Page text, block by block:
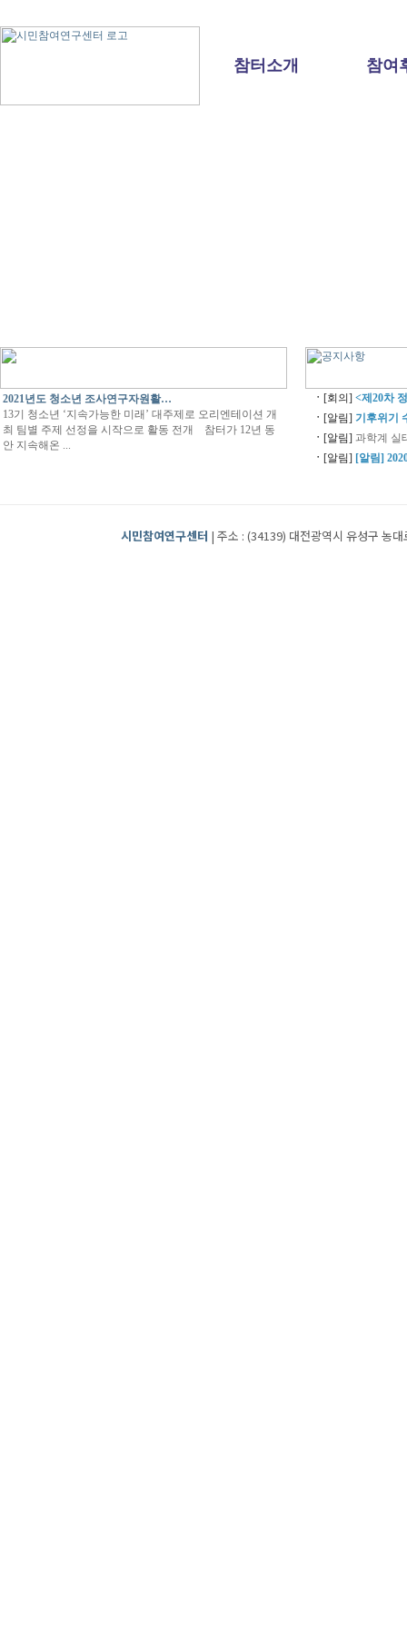
참터소개 참여
2021년도 청소년 조사연구자원활…
13기 청소년 ‘지속가능한 미래’ 대주제로 오리엔테이션 개
최 팀별 주제 선정을 시작으로 활동 전개 참터가 12년 동
안 지속해온 ...
ㆍ [회의] <제20차
ㆍ [알림] 기후위기
ㆍ [알림] 과학계 실
ㆍ [알림] [알림]
시민참여연구센터 | 주소 : (34139) 대전광역시 유성구 농